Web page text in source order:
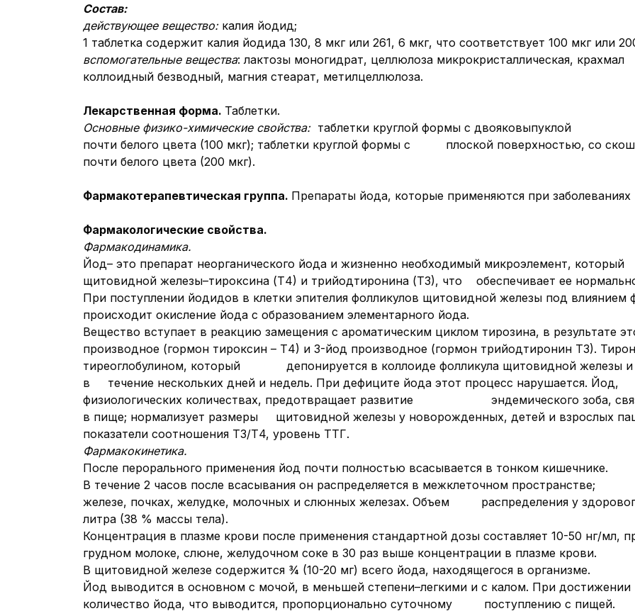
Состав:
действующее вещество: калия йодид;
1 таблетка содержит калия йодида 130, 8 мкг или 261, 6 мкг, что соответствует 100 мкг или
вспомогательные вещества: лактозы моногидрат, целлюлоза микрокристаллическая,
коллоидный безводный, магния стеарат, метилцеллюлоза.
Лекарственная форма. Таблетки.
Основные физико-химические свойства: таблетки круглой формы с двояковыпуклой
почти белого цвета (100 мкг); таблетки круглой формы с плоской поверхностью, со
почти белого цвета (200 мкг).
Фармакотерапевтическая группа. Препараты йода, которые применяются при
Фармакологические свойства.
Фармакодинамика.
Йод– это препарат неорганического йода и жизненно необходимый микроэлемент,
щитовидной железы–тироксина (Т4) и трийодтиронина (Т3), что обеспечивает ее
При поступлении йодидов в клетки эпителия фолликулов щитовидной железы под
происходит окисление йода с образованием элементарного йода.
Вещество вступает в реакцию замещения с ароматическим циклом тирозина, в результате
производное (гормон тироксин – Т4) и 3-йод производное (гормон трийодтиронин Т3).
тиреоглобулином, который депонируется в коллоиде фолликула щитовидной железы и
в течение нескольких дней и недель. При дефиците йода этот процесс
физиологических количествах, предотвращает развитие эндемического зоба,
в пище; нормализует размеры щитовидной железы у новорожденных, детей и взрослых
показатели соотношения Т3/Т4, уровень ТТГ.
Фармакокинетика.
После перорального применения йод почти полностью всасывается в тонком кишечнике.
В течение 2 часов после всасывания он распределяется в межклеточном
железе, почках, желудке, молочных и слюнных железах. Объем распределения у
литра (38 % массы тела).
Концентрация в плазме крови после применения стандартной дозы составляет 10-50 нг/мл,
грудном молоке, слюне, желудочном соке в 30 раз выше концентрации в плазме крови.
В щитовидной железе содержится ¾ (10-20 мг) всего йода, находящегося в организме.
Йод выводится в основном с мочой, в меньшей степени–легкими и с калом. При
количество йода, что выводится, пропорционально суточному поступлению с пищей.